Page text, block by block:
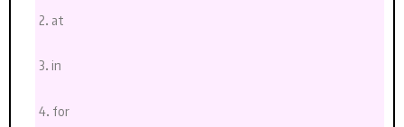
2. at
3. in
4. for